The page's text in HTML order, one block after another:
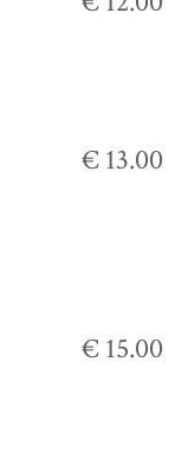
€ 13.00
€ 15.00